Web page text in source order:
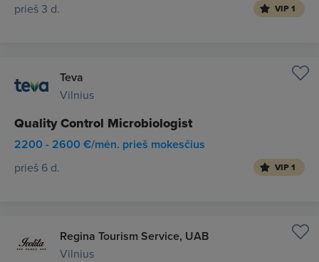
prieš 3 d. VIP 1
Teva
Vilnius
Quality Control Microbiologist
2200 - 2600 €/mėn. prieš mokesčius
prieš 6 d. VIP 1
Regina Tourism Service, UAB
Vilnius